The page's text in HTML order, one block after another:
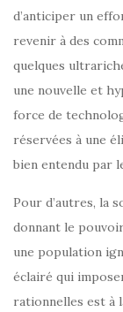
d’anticiper un
revenir à des
quelques
une nouvelle et
force de
réservées à une
bien entendu par
Pour d’autres, la
donnant le
une population
éclairé qui
rationnelles est à